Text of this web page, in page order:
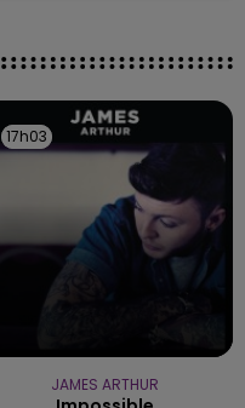
17h03
17h03
JAMES ARTHUR